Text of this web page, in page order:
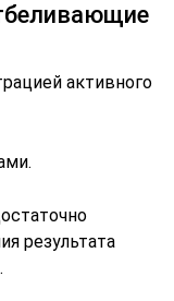
активного
результата